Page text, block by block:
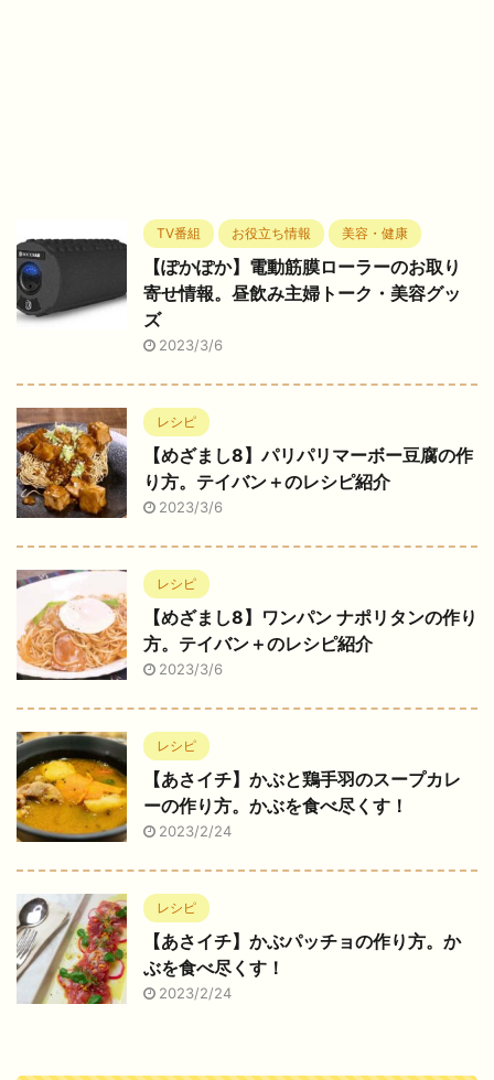
TV番組 お役立ち情報 美容・健康
【ぽかぽか】電動筋膜ローラーのお取り
寄せ情報。昼飲み主婦トーク・美容グッ
ズ
2023/3/6
レシピ
【めざまし8】パリパリマーボー豆腐の作
り方。テイバン＋のレシピ紹介
2023/3/6
レシピ
【めざまし8】ワンパン ナポリタンの作り
方。テイバン＋のレシピ紹介
2023/3/6
レシピ
【あさイチ】かぶと鶏手羽のスープカレ
ーの作り方。かぶを食べ尽くす！
2023/2/24
レシピ
【あさイチ】かぶパッチョの作り方。か
ぶを食べ尽くす！
2023/2/24